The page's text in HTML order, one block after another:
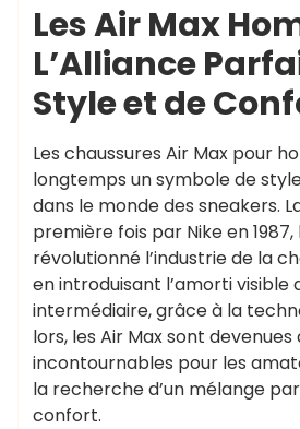
Les Air Max
L’Alliance
Style et de
Les chaussures Air Max pour
longtemps un symbole de
dans le monde des sneakers.
première fois par Nike en
révolutionné l’industrie de la
en introduisant l’amorti visible
intermédiaire, grâce à la
lors, les Air Max sont devenues
incontournables pour les
la recherche d’un mélange
confort.